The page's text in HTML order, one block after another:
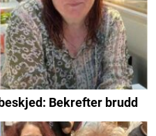
Bekrefter brudd